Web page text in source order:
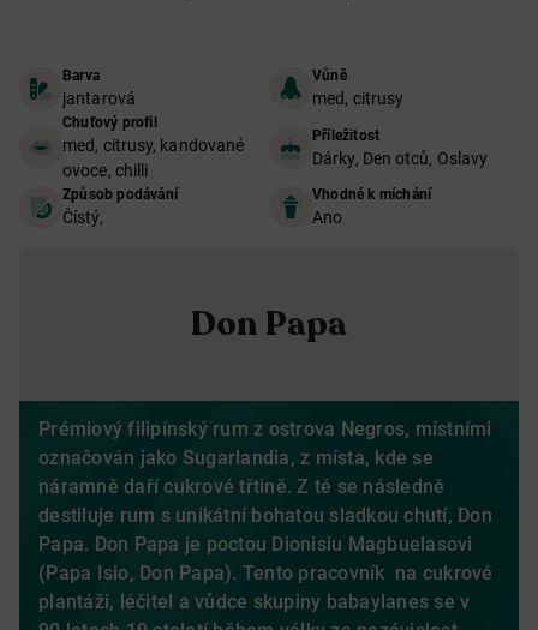
Barva
jantarová
Vůně
med, citrusy
Chuťový profil
med, citrusy, kandované
ovoce, chilli
Příležitost
Dárky, Den otců, Oslavy
Způsob podávání
Čístý,
Vhodné k míchání
Ano
Don Papa
Prémiový filipínský rum z ostrova Negros, místními
označován jako Sugarlandia, z místa, kde se
náramně daří cukrové třtině. Z té se následně
destiluje rum s unikátní bohatou sladkou chutí, Don
Papa. Don Papa je poctou Dionisiu Magbuelasovi
(Papa Isio, Don Papa). Tento pracovník na cukrové
plantáži, léčitel a vůdce skupiny babaylanes se v